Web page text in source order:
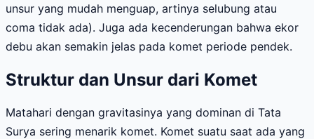
unsur yang mudah menguap, artinya selubung atau
coma tidak ada). Juga ada kecenderungan bahwa ekor
debu akan semakin jelas pada komet periode pendek.
Struktur dan Unsur dari Komet
Matahari dengan gravitasinya yang dominan di Tata
Surya sering menarik komet. Komet suatu saat ada yang